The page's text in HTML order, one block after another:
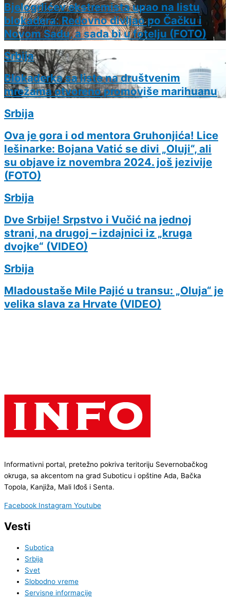
Bjelogrlićev ekstremista upao na listu
blokadera: Redovno divljao po Čačku i
Novom Sadu, a sada bi u fotelju (FOTO)
Srbija
Blokaderka sa liste na društvenim
mrežama otvoreno promoviše marihuanu
Srbija
Ova je gora i od mentora Gruhonjića! Lice
lešinarke: Bojana Vatić se divi „Oluji“, ali
su objave iz novembra 2024. još jezivije
(FOTO)
Srbija
Dve Srbije! Srpstvo i Vučić na jednoj
strani, na drugoj – izdajnici iz „kruga
dvojke“ (VIDEO)
Srbija
Mladoustaše Mile Pajić u transu: „Oluja“ je
velika slava za Hrvate (VIDEO)
Informativni portal, pretežno pokriva teritoriju Severnobačkog
okruga, sa akcentom na grad Suboticu i opštine Ada, Bačka
Topola, Kanjiža, Mali Iđoš i Senta.
Facebook Instagram Youtube
Vesti
Subotica
Srbija
Svet
Slobodno vreme
Servisne informacije